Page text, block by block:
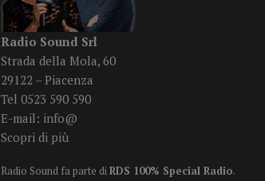
Radio Sound Srl
Strada della Mola, 60
29122 – Piacenza
Tel 0523 590 590
E-mail: info@
Scopri di più
Radio Sound fa parte di RDS 100% Special Radio.